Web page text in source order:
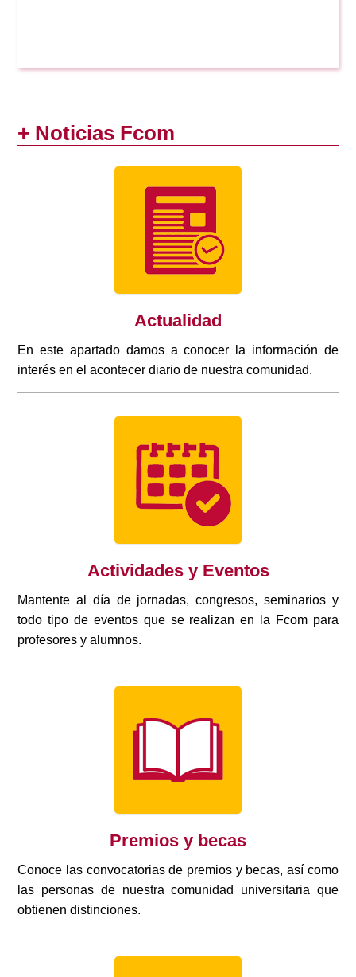
+ Noticias Fcom
Actualidad
En este apartado damos a conocer la información de
interés en el acontecer diario de nuestra comunidad.
Actividades y Eventos
Mantente al día de jornadas, congresos, seminarios y
todo tipo de eventos que se realizan en la Fcom para
profesores y alumnos.
Premios y becas
Conoce las convocatorias de premios y becas, así como
las personas de nuestra comunidad universitaria que
obtienen distinciones.